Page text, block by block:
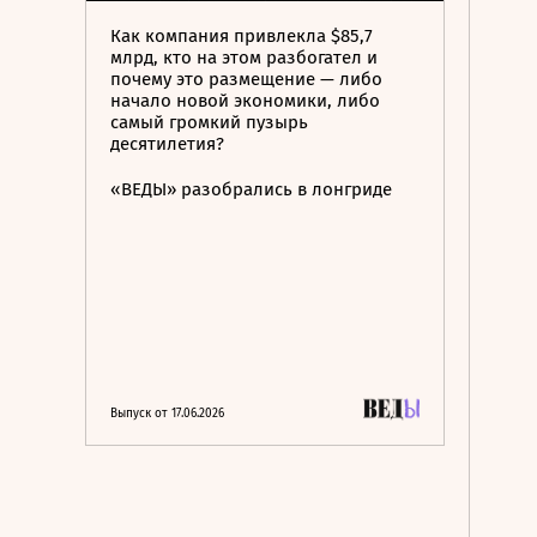
Как компания привлекла $85,7
млрд, кто на этом разбогател и
почему это размещение — либо
начало новой экономики, либо
самый громкий пузырь
десятилетия?
«ВЕДЫ» разобрались в лонгриде
Выпуск от 17.06.2026